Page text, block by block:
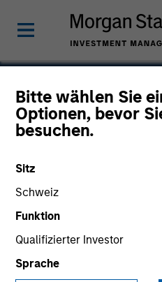
Bitte wählen Sie
Optionen, bevor
besuchen.
Sitz
Schweiz
Funktion
Qualifizierter Investor
Sprache
Ethertronics